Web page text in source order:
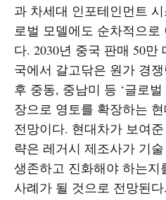
과 차세대 인포테인먼트
로벌 모델에도 순차적으로
다. 2030년 중국 판매 50
국에서 갈고닦은 원가 경
후 중동, 중남미 등 ‘글로
장으로 영토를 확장하는
전망이다. 현대차가 보여준
략은 레거시 제조사가 기
생존하고 진화해야 하는
사례가 될 것으로 전망된다.